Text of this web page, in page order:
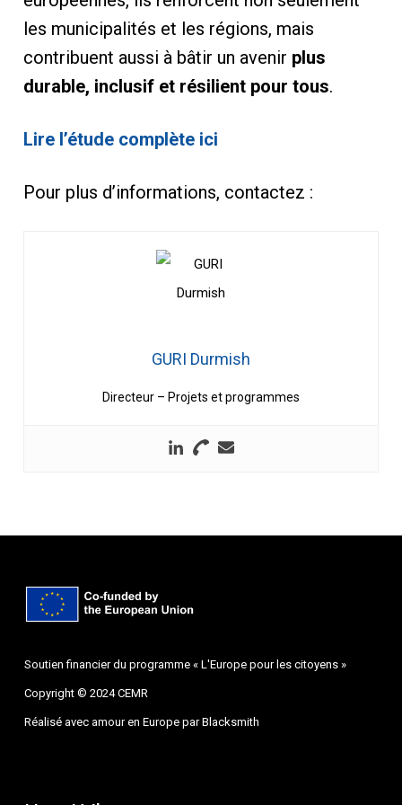
les municipalités et les régions, mais
contribuent aussi à bâtir un avenir plus
durable, inclusif et résilient pour tous.
Lire l’étude complète ici
Pour plus d’informations, contactez :
GURI Durmish
Directeur – Projets et programmes
Soutien financier du programme « L'Europe pour les citoyens »
Copyright © 2024 CEMR
Réalisé avec amour en Europe parBlacksmith